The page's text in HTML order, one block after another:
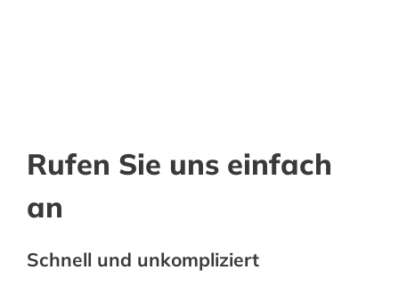
Rufen Sie uns einfach
an
Schnell und unkompliziert